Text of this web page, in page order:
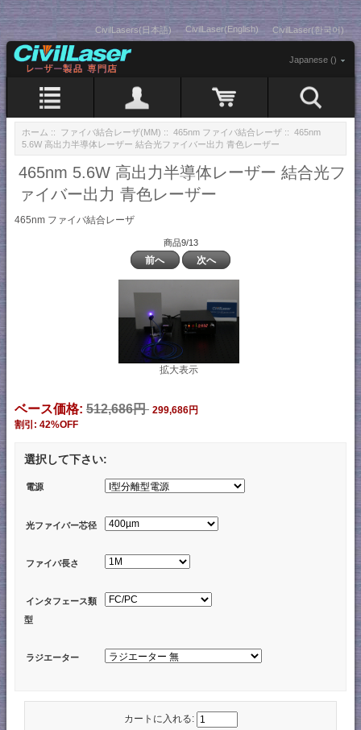
CivilLasers(日本語) CivilLaser(English) CivilLaser(한국어)
Japanese ()
ホーム :: ファイバ結合レーザ(MM) :: 465nm ファイバ結合レーザ :: 465nm
5.6W 高出力半導体レーザー 結合光ファイバー出力 青色レーザー
465nm 5.6W 高出力半導体レーザー 結合光フ
ァイバー出力 青色レーザー
465nm ファイバ結合レーザ
商品9/13
前へ 次へ
拡大表示
ベース価格: 512,686円 299,686円
割引: 42%OFF
選択して下さい:
電源
光ファイバー芯径
ファイバ長さ
インタフェース類
型
ラジエーター
カートに入れる: